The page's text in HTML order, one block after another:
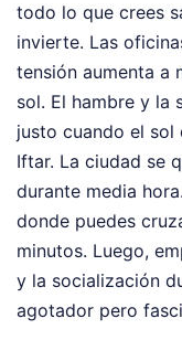
todo lo que crees
invierte. Las
tensión aumenta a
sol. El hambre y la
justo cuando el sol
Iftar. La ciudad se
durante media
donde puedes
minutos. Luego,
y la socialización
agotador pero